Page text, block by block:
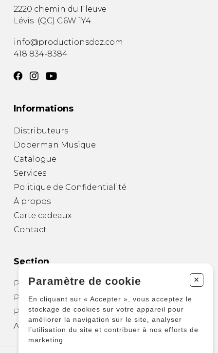
2220 chemin du Fleuve
Lévis (QC) G6W 1Y4
info@productionsdoz.com
418 834-8384
Informations
Distributeurs
Doberman Musique
Catalogue
Services
Politique de Confidentialité
À propos
Carte cadeaux
Contact
Section
Partitions pour guitare
Partitions pour autres instruments
Partitions pour ensembles
Autres produits
Paramètre de cookie +
En cliquant sur « Accepter », vous acceptez le
stockage de cookies sur votre appareil pour
améliorer la navigation sur le site, analyser
l’utilisation du site et contribuer à nos efforts de
marketing.